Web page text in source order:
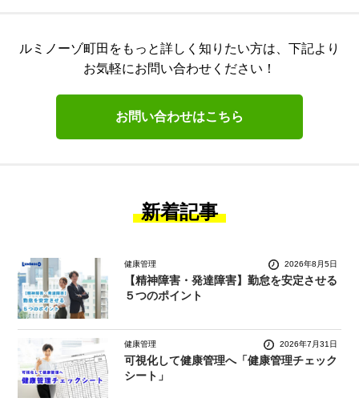
ルミノーゾ町田をもっと詳しく知りたい方は、 下記より
お気軽にお問い合わせください！
お問い合わせはこちら
新着記事
健康管理 2026年8月5日
【精神障害・発達障害】勤怠を安定させる
５つのポイント
健康管理 2026年7月31日
可視化して健康管理へ「健康管理チェック
シート」